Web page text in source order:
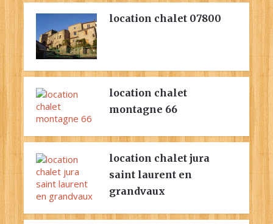
location chalet 07800
location chalet
montagne 66
location chalet jura
saint laurent en
grandvaux